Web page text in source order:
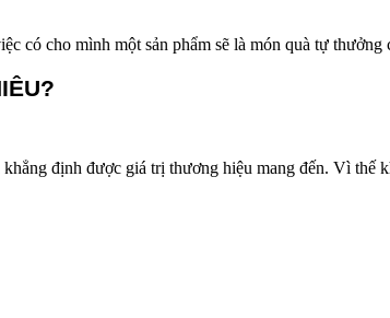
có cho mình một sản phẩm sẽ là món quà tự thưởng
định được giá trị thương hiệu mang đến. Vì